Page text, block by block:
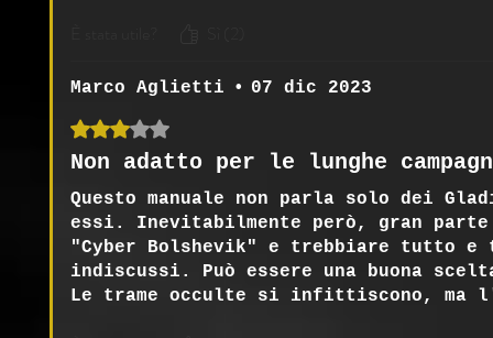
Marco Aglietti • 07 dic 2023
Valutazione 3 stelle su 5.
Non adatto per le lunghe
Questo manuale non parla solo dei
essi. Inevitabilmente però, gran
"Cyber Bolshevik" e trebbiare tutto
indiscussi. Può essere una buona
Le trame occulte si infittiscono, ma